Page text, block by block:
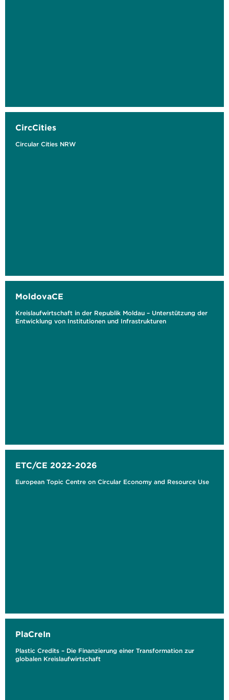
CircCities
Circular Cities NRW
MoldovaCE
Kreislaufwirtschaft in der Republik Moldau – Unterstützung der
Entwicklung von Institutionen und Infrastrukturen
ETC/CE 2022-2026
European Topic Centre on Circular Economy and Resource Use
PlaCreIn
Plastic Credits – Die Finanzierung einer Transformation zur
globalen Kreislaufwirtschaft